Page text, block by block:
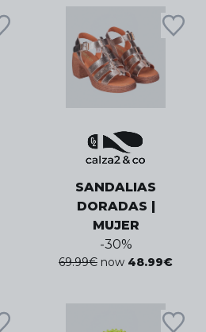
SANDALIAS
DORADAS |
MUJER
-30%
69.99€ now 48.99€